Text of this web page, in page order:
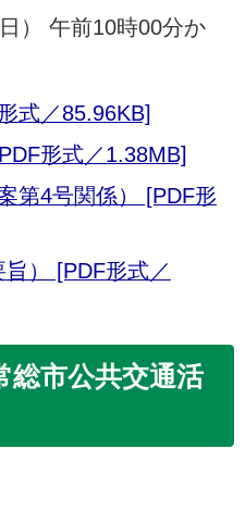
） 午前10時00分か
式／85.96KB]
形式／1.38MB]
第4号関係） [PDF形
） [PDF形式／
総市公共交通活